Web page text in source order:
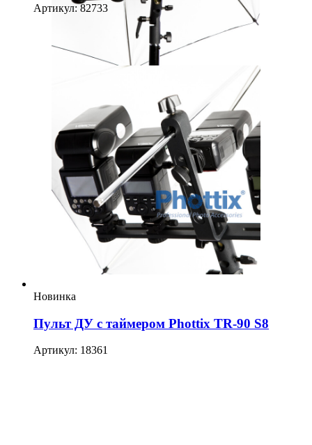
Артикул: 82733
Новинка
Пульт ДУ с таймером Phottix TR-90 S8
Артикул: 18361